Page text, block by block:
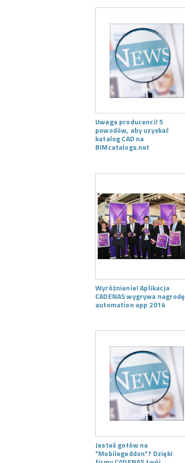
Uwaga producenci! 5
powodów, aby uzyskać
katalog CAD na
BIMcatalogs.net
Wyróżnienie! Aplikacja
CADENAS wygrywa nagrodę
automation app 2014
Jesteś gotów na
"Mobilegeddon"? Dzięki